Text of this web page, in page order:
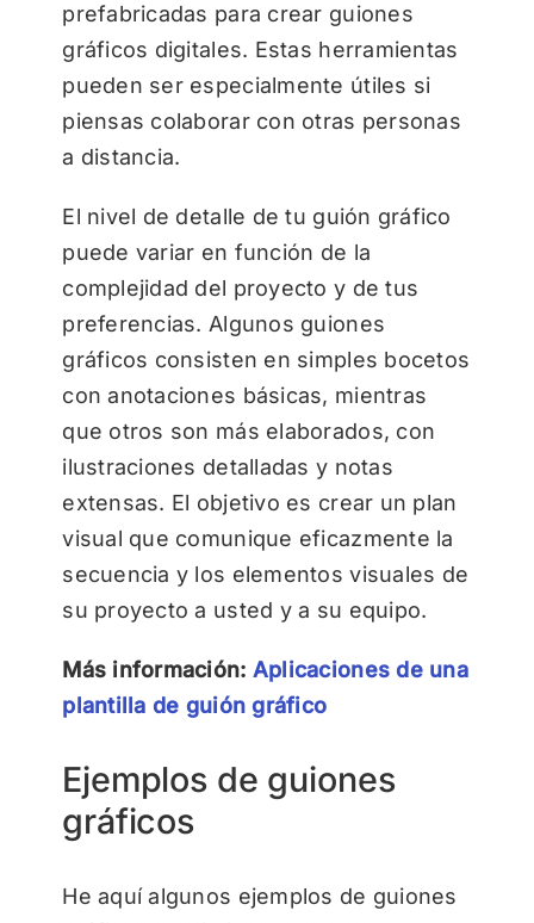
prefabricadas para crear guiones
gráficos digitales. Estas herramientas
pueden ser especialmente útiles si
piensas colaborar con otras personas
a distancia.
El nivel de detalle de tu guión gráfico
puede variar en función de la
complejidad del proyecto y de tus
preferencias. Algunos guiones
gráficos consisten en simples bocetos
con anotaciones básicas, mientras
que otros son más elaborados, con
ilustraciones detalladas y notas
extensas. El objetivo es crear un plan
visual que comunique eficazmente la
secuencia y los elementos visuales de
su proyecto a usted y a su equipo.
Más información: Aplicaciones de una
plantilla de guión gráfico
Ejemplos de guiones
gráficos
He aquí algunos ejemplos de guiones